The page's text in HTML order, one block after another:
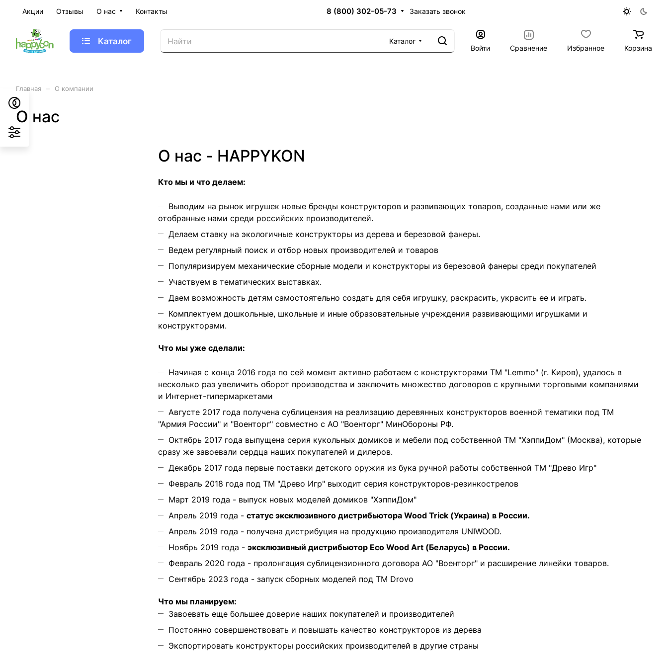
Акции Отзывы О нас Контакты 8 (800) 302-05-73 Заказать звонок
Каталог
Каталог
Войти
Сравнение Избранное Корзина
Главная О компании
О нас
О нас - HAPPYKON
Кто мы и что делаем:
Выводим на рынок игрушек новые бренды конструкторов и развивающих товаров, созданные нами или же
отобранные нами среди российских производителей.
Делаем ставку на экологичные конструкторы из дерева и березовой фанеры.
Ведем регулярный поиск и отбор новых производителей и товаров
Популяризируем механические сборные модели и конструкторы из березовой фанеры среди покупателей
Участвуем в тематических выставках.
Даем возможность детям самостоятельно создать для себя игрушку, раскрасить, украсить ее и играть.
Комплектуем дошкольные, школьные и иные образовательные учреждения развивающими игрушками и
конструкторами.
Что мы уже сделали:
Начиная с конца 2016 года по сей момент активно работаем с конструкторами ТМ "Lemmo" (г. Киров), удалось в
несколько раз увеличить оборот производства и заключить множество договоров с крупными торговыми компаниями
и Интернет-гипермаркетами
Августе 2017 года получена сублицензия на реализацию деревянных конструкторов военной тематики под ТМ
"Армия России" и "Военторг" совместно с АО "Военторг" МинОбороны РФ.
Октябрь 2017 года выпущена серия кукольных домиков и мебели под собственной ТМ "ХэппиДом" (Москва), которые
сразу же завоевали сердца наших покупателей и дилеров.
Декабрь 2017 года первые поставки детского оружия из бука ручной работы собственной ТМ "Древо Игр"
Февраль 2018 года под ТМ "Древо Игр" выходит серия конструкторов-резинкострелов
Март 2019 года - выпуск новых моделей домиков "ХэппиДом"
Апрель 2019 года - статус эксклюзивного дистрибьютора Wood Trick (Украина) в России.
Апрель 2019 года - получена дистрибуция на продукцию производителя UNIWOOD.
Ноябрь 2019 года - эксклюзивный дистрибьютор Eco Wood Art (Беларусь) в России.
Февраль 2020 года - пролонгация сублицензионного договора АО "Военторг" и расширение линейки товаров.
Сентябрь 2023 года - запуск сборных моделей под ТМ Drovo
Что мы планируем:
Завоевать еще большее доверие наших покупателей и производителей
Постоянно совершенствовать и повышать качество конструкторов из дерева
Экспортировать конструкторы российских производителей в другие страны